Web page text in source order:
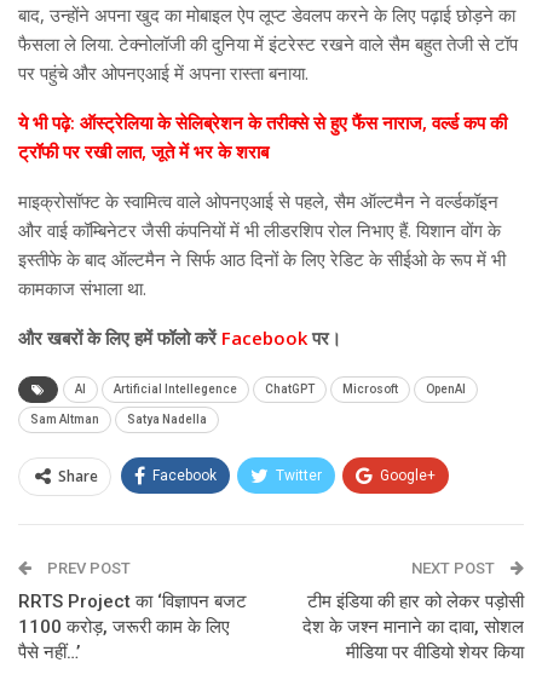
बाद, उन्होंने अपना खुद का मोबाइल ऐप लूप्ट डेवलप करने के लिए पढ़ाई छोड़ने का
फैसला ले लिया. टेक्नोलॉजी की दुनिया में इंटरेस्ट रखने वाले सैम बहुत तेजी से टॉप
पर पहुंचे और ओपनएआई में अपना रास्ता बनाया.
ये भी पढ़े: ऑस्ट्रेलिया के सेलिब्रेशन के तरीक्से से हुए फैंस नाराज, वर्ल्ड कप की
ट्रॉफी पर रखी लात, जूते में भर के शराब
माइक्रोसॉफ्ट के स्वामित्व वाले ओपनएआई से पहले, सैम ऑल्टमैन ने वर्ल्डकॉइन
और वाई कॉम्बिनेटर जैसी कंपनियों में भी लीडरशिप रोल निभाए हैं. यिशान वोंग के
इस्तीफे के बाद ऑल्टमैन ने सिर्फ आठ दिनों के लिए रेडिट के सीईओ के रूप में भी
कामकाज संभाला था.
औरखबरों के लिए हमें फॉलो करेंFacebookपर।
AI Artificial Intellegence ChatGPT Microsoft OpenAI
Sam Altman Satya Nadella
Share Facebook Twitter Google+
Email
PREV POST
RRTS Project का ‘विज्ञापन बजट
1100 करोड़, जरूरी काम के लिए
पैसे नहीं…’
NEXT POST
टीम इंडिया की हार को लेकर पड़ोसी
देश के जश्न मानाने का दावा, सोशल
मीडिया पर वीडियो शेयर किया